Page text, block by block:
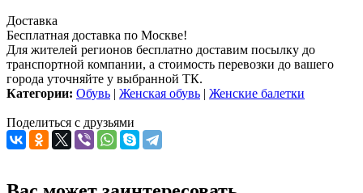
Доставка
Бесплатная доставка по Москве!
Для жителей регионов бесплатно доставим посылку до
транспортной компании, а стоимость перевозки до вашего
города уточняйте у выбранной ТК.
Категории: Обувь | Женская обувь | Женские балетки
Поделиться с друзьями